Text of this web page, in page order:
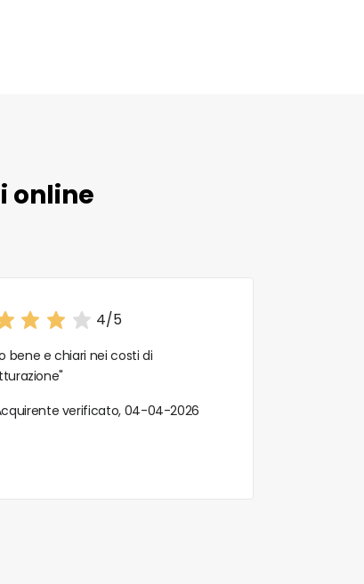
online
4/5
bene e chiari nei costi di
verificato, 04-04-2026